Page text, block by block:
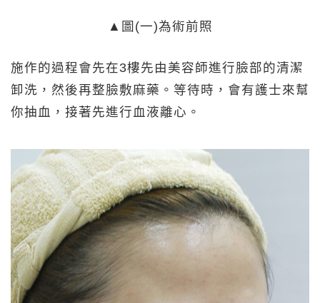
▲圖(一)為術前照
施作的過程會先在3樓先由美容師進行臉部的清潔
卸洗，然後再整臉敷麻藥。等待時，會有護士來幫
你抽血，接著先進行血液離心。